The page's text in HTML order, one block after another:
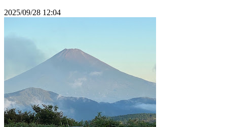
2025/09/28 12:04